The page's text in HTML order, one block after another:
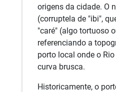
origens da cidade. O
(corruptela de "ibi",
"caré" (algo tortuoso
referenciando a
porto local onde o
curva brusca.
Historicamente, o